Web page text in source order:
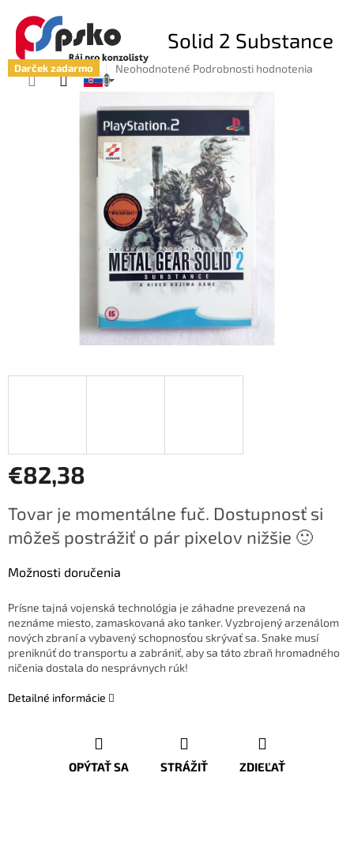
Prejsť
obsah
PS2 - Metal Gear Solid 2 Substance
Darček zadarmo
Priemerné
hodnotenie
je
0,0
z
5
hviezdičiek.
Neohodnotené Podrobnosti hodnotenia
€82,38
cena:
Tovar je momentálne fuč. Dostupnosť si
môžeš postrážiť o pár pixelov nižšie 🙂
Možnosti doručenia
Prísne tajná vojenská technológia je záhadne prevezená na
neznáme miesto, zamaskovaná ako tanker. Vyzbrojený arzenálom
nových zbraní a vybavený schopnosťou skrývať sa. Snake musí
preniknúť do transportu a zabrániť, aby sa táto zbraň hromadného
ničenia dostala do nesprávnych rúk!
Detailné informácie
OPÝTAŤ SA STRÁŽIŤ ZDIEĽAŤ